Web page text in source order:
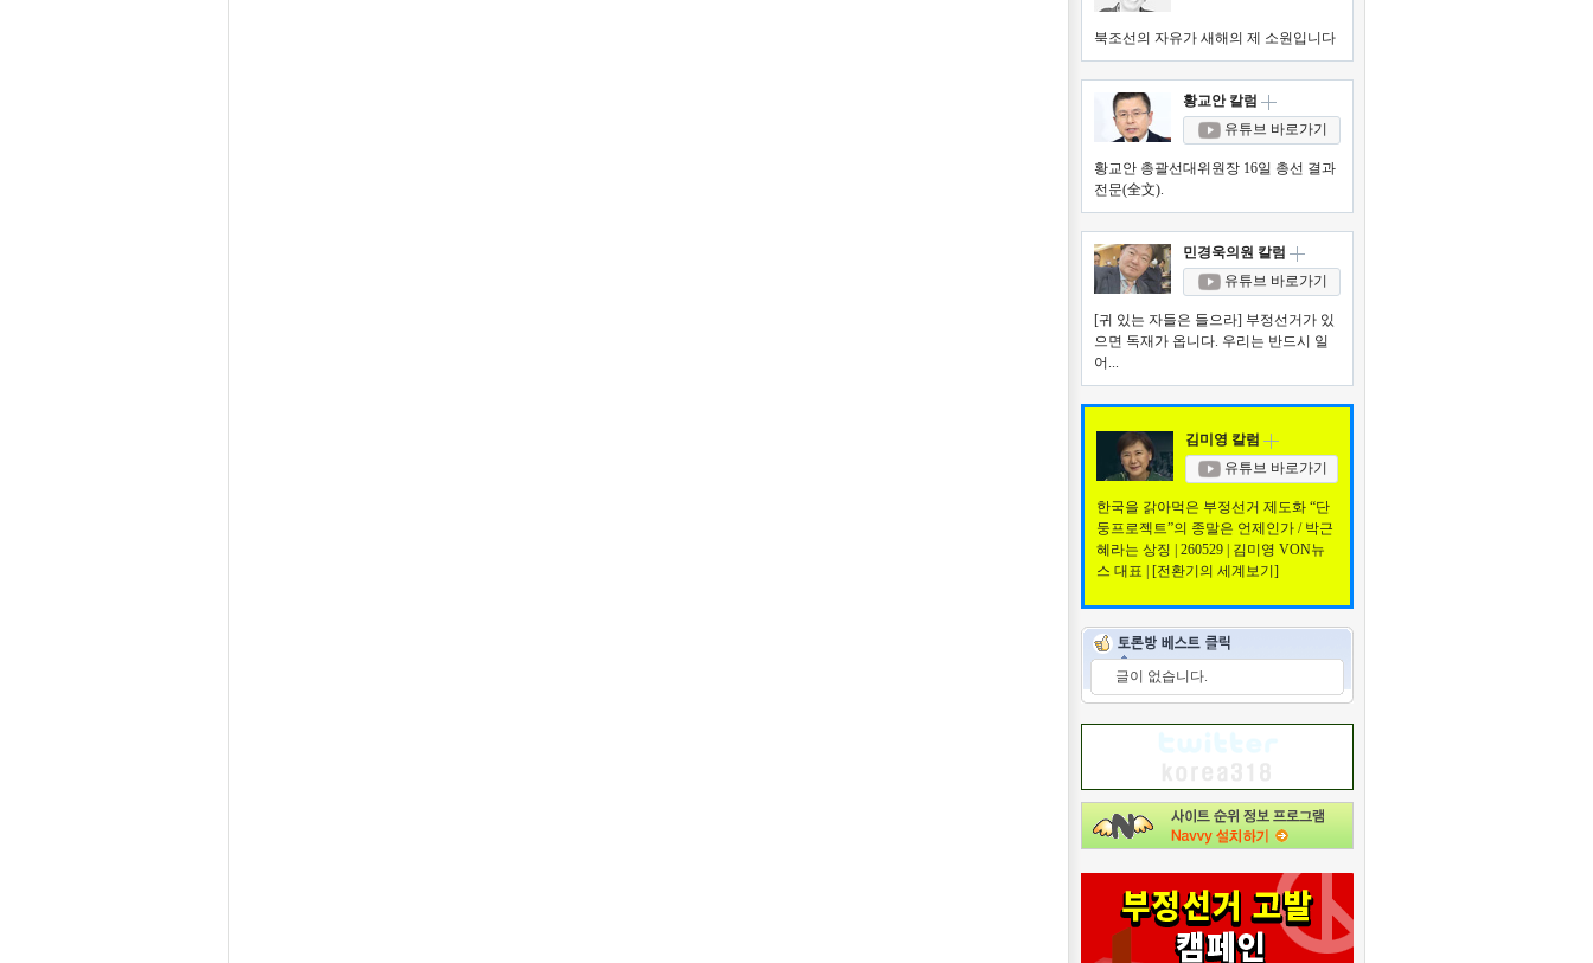
북조선의 자유가 새해의 제 소원입니다
황교안 칼럼
유튜브 바로가기
황교안 총괄선대위원장 16일 총선 결과
전문(全文).
민경욱의원 칼럼
유튜브 바로가기
[귀 있는 자들은 들으라] 부정선거가 있
으면 독재가 옵니다. 우리는 반드시 일
어...
김미영 칼럼
유튜브 바로가기
한국을 갉아먹은 부정선거 제도화 “단
둥프로젝트”의 종말은 언제인가 / 박근
혜라는 상징 | 260529 | 김미영 VON뉴
스 대표 | [전환기의 세계보기]
글이 없습니다.